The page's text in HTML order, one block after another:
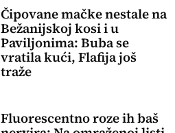
Čipovane mačke nestale na
Bežanijskoj kosi i u
Paviljonima: Buba se
vratila kući, Flafija još
traže
Fluorescentno roze ih baš